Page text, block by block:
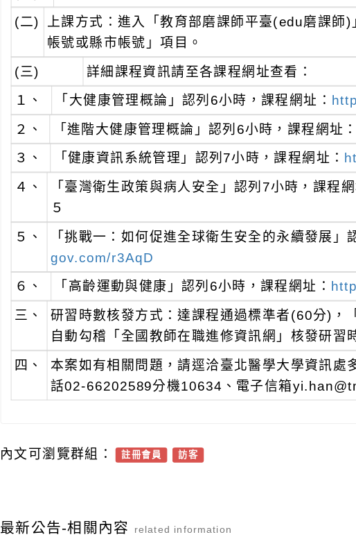
(二)
上課方式：進入「教育部磨課師平臺(edu磨課師
帳號或縣市帳號」項目。
(三)
詳細課程資訊請至各課程網址查看：
１、
「大健康管理概論」認列6小時，課程網址：
２、 「進階大健康管理概論」認列6小時，課程網址：
３、
「健康資訊系統管理」認列7小時，課程網址：
４、 「臺灣衛生政策與病人安全」認列7小時，課程網
５
５、
「挑戰一：如何促進全球衛生安全的永續發展」
gov.com/r3AqD
６、
「高齡運動與健康」認列6小時，課程網址：
三、 研習時數核發方式：達課程通過標準者(60分)，
自動勾稽「全國教師在職進修資訊網」核發研習
四、
本案如有相關問題，請逕洽臺北醫學大學資訊處
話02-66202589分機10634、電子信箱
內文可瀏覽群組： 註冊會員 訪客
最新公告-相關內容 related information